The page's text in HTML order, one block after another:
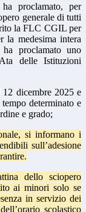
proclamato, per
generale di tutti
la FLC CGIL per
la medesima intera
proclamato uno
delle Istituzioni
12 dicembre 2025 e
determinato e
e grado;
si informano i
sull’adesione
dello sciopero
ai minori solo se
in servizio dei
scolastico